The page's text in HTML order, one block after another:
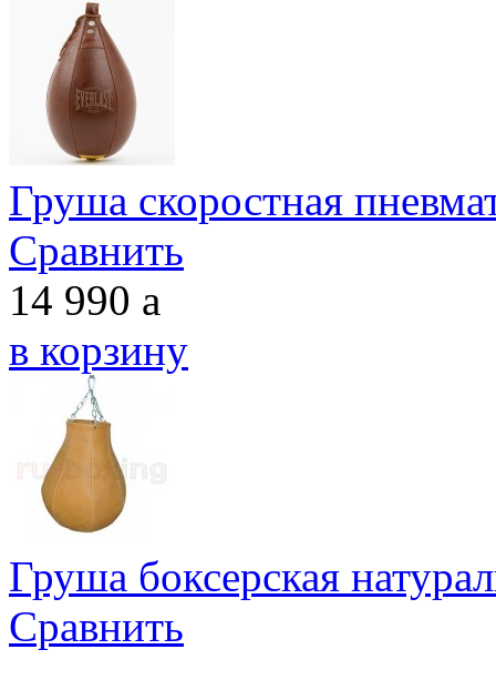
Груша скоростная
Сравнить
14 990 a
в корзину
Груша боксерская
Сравнить